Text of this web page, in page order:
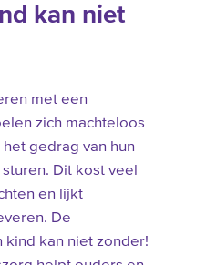
kan niet
met een
zich machteloos
gedrag van hun
Dit kost veel
en lijkt
De
kind kan niet zonder!